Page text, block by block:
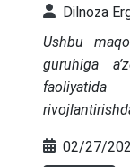
kichik va
ishonchni
chiqiladi
Dilnoza
Ushbu
guruhiga
so‘z boradi.
02/27/